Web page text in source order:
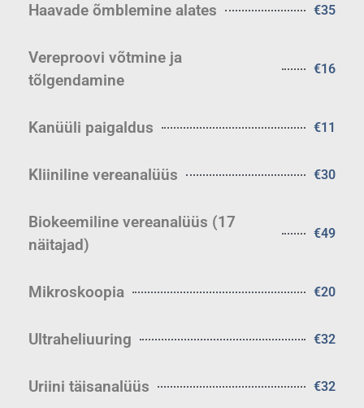
Haavade õmblemine alates €35
Vereproovi võtmine ja
tõlgendamine
€16
Kanüüli paigaldus €11
Kliiniline vereanalüüs €30
Biokeemiline vereanalüüs (17
näitajad)
€49
Mikroskoopia €20
Ultraheliuuring €32
Uriini täisanalüüs €32